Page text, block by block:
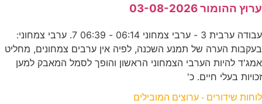
ערוץ ההומור 03-08-2026
עבודה ערבית 3 - ערבי צמחוני 06:14 - 06:39 7. ערבי צמחוני:
בעקבות הערה של תמנע השכנה, לפיה אין ערבים צמחונים, מחליט
אמג'ד להיות הערבי הצמחוני הראשון והופך לסמל המאבק למען
זכויות בעלי חיים. כ'
לוחות שידורים - ערוצים המובילים